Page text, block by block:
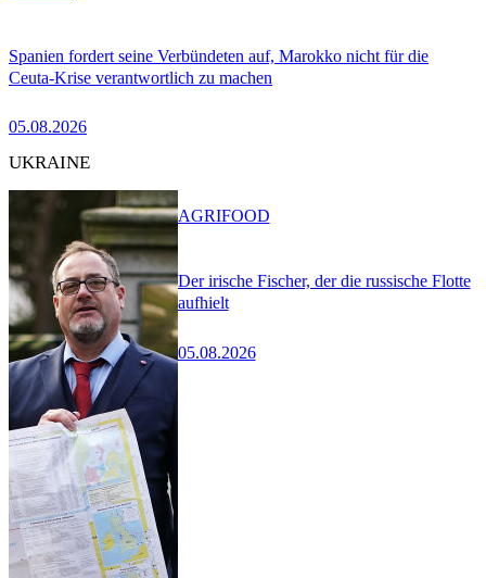
Spanien fordert seine Verbündeten auf, Marokko nicht für die
Ceuta-Krise verantwortlich zu machen
05.08.2026
UKRAINE
Der irische Fischer, der die russische Flotte
aufhielt
05.08.2026
AGRIFOOD